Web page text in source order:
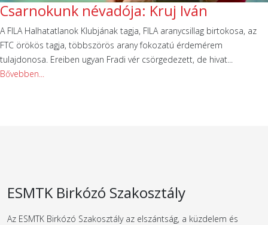
Csarnokunk névadója: Kruj Iván
A FILA Halhatatlanok Klubjának tagja, FILA aranycsillag birtokosa, az
FTC örökös tagja, többszörös arany fokozatú érdemérem
tulajdonosa. Ereiben ugyan Fradi vér csörgedezett, de hivat...
Bővebben...
ESMTK Birkózó Szakosztály
Az ESMTK Birkózó Szakosztály az elszántság, a küzdelem és